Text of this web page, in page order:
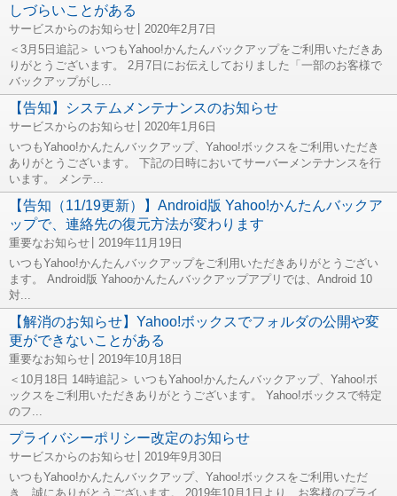
しづらいことがある
サービスからのお知らせ
2020年2月7日
＜3月5日追記＞ いつもYahoo!かんたんバックアップをご利用いただきあ
りがとうございます。 2月7日にお伝えしておりました「一部のお客様で
バックアップがし...
【告知】システムメンテナンスのお知らせ
サービスからのお知らせ
2020年1月6日
いつもYahoo!かんたんバックアップ、Yahoo!ボックスをご利用いただき
ありがとうございます。 下記の日時においてサーバーメンテナンスを行
います。 メンテ...
【告知（11/19更新）】Android版 Yahoo!かんたんバックア
ップで、連絡先の復元方法が変わります
重要なお知らせ
2019年11月19日
いつもYahoo!かんたんバックアップをご利用いただきありがとうござい
ます。 Android版 Yahooかんたんバックアップアプリでは、Android 10
対...
【解消のお知らせ】Yahoo!ボックスでフォルダの公開や変
更ができないことがある
重要なお知らせ
2019年10月18日
＜10月18日 14時追記＞ いつもYahoo!かんたんバックアップ、Yahoo!ボ
ックスをご利用いただきありがとうございます。 Yahoo!ボックスで特定
のフ...
プライバシーポリシー改定のお知らせ
サービスからのお知らせ
2019年9月30日
いつもYahoo!かんたんバックアップ、Yahoo!ボックスをご利用いただ
き、誠にありがとうございます。 2019年10月1日より、お客様のプライ